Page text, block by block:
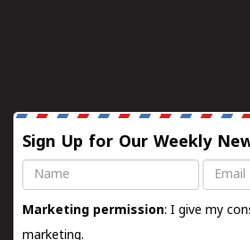
Sign Up for Our Weekly
Name
Email
Marketing permission: I give my
marketing.